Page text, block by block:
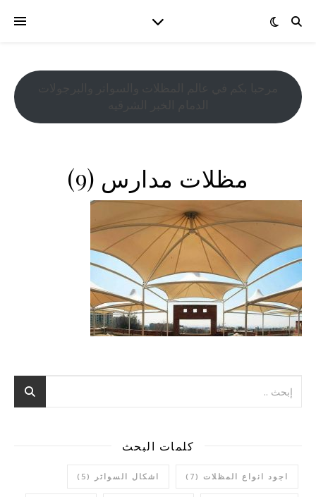
مظلات مدارس (9)
كلمات البحث
اجود انواع المظلات (7) اشكال السواتر (5)